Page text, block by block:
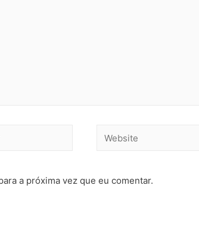
a próxima vez que eu comentar.